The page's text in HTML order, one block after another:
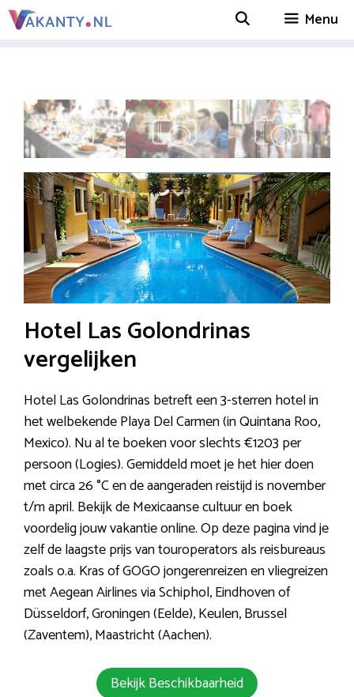
Ga
naar
Menu
Hotel Las Golondrinas
vergelijken
Hotel Las Golondrinas betreft een 3-sterren hotel in
het welbekende Playa Del Carmen (in Quintana Roo,
Mexico). Nu al te boeken voor slechts €1203 per
persoon (Logies). Gemiddeld moet je het hier doen
met circa 26 °C en de aangeraden reistijd is november
t/m april. Bekijk de Mexicaanse cultuur en boek
voordelig jouw vakantie online. Op deze pagina vind je
zelf de laagste prijs van touroperators als reisbureaus
zoals o.a. Kras of GOGO jongerenreizen en vliegreizen
met Aegean Airlines via Schiphol, Eindhoven of
Düsseldorf, Groningen (Eelde), Keulen, Brussel
(Zaventem), Maastricht (Aachen).
Bekijk Beschikbaarheid